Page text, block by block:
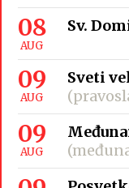
08
AUG
Sv.
09
AUG
Sveti
09
AUG